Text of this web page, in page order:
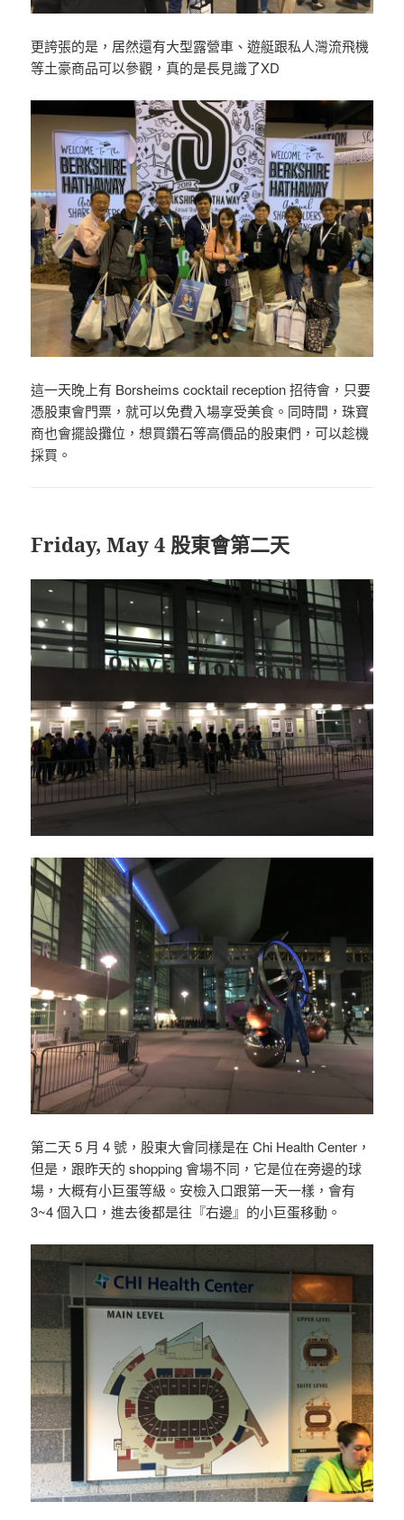
更誇張的是，居然還有大型露營車、遊艇跟私人灣流飛機
等土豪商品可以參觀，真的是長見識了XD
這一天晚上有 Borsheims cocktail reception 招待會，只要
憑股東會門票，就可以免費入場享受美食。同時間，珠寶
商也會擺設攤位，想買鑽石等高價品的股東們，可以趁機
採買。
Friday, May 4 股東會第二天
第二天 5 月 4 號，股東大會同樣是在 Chi Health Center，
但是，跟昨天的 shopping 會場不同，它是位在旁邊的球
場，大概有小巨蛋等級。 安檢入口跟第一天一樣，會有
3~4 個入口，進去後都是往『右邊』的小巨蛋移動。